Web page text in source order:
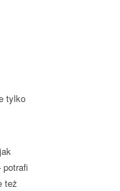
tylko
potrafi
też